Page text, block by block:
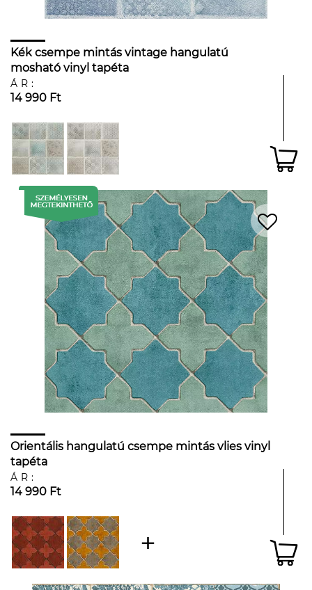
Kék csempe mintás vintage hangulatú
mosható vinyl tapéta
ÁR:
14 990 Ft
Orientális hangulatú csempe mintás vlies vinyl
tapéta
ÁR:
14 990 Ft